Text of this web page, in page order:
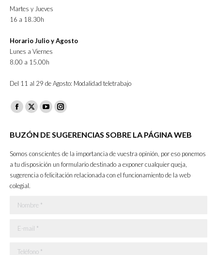
Martes y Jueves
16 a 18.30h
Horario Julio y Agosto
Lunes a Viernes
8.00 a 15.00h
Del 11 al 29 de Agosto: Modalidad teletrabajo
Facebook
opens
new
window
X
opens
new
window
YouTube
opens
new
window
Instagram
opens
in
new
window
BUZÓN DE SUGERENCIAS SOBRE LA PÁGINA WEB
Somos conscientes de la importancia de vuestra opinión, por eso ponemos
a tu disposición un formulario destinado a exponer cualquier queja,
sugerencia o felicitación relacionada con el funcionamiento de la web
colegial.
Nombre *
E-mail *
Teléfono *